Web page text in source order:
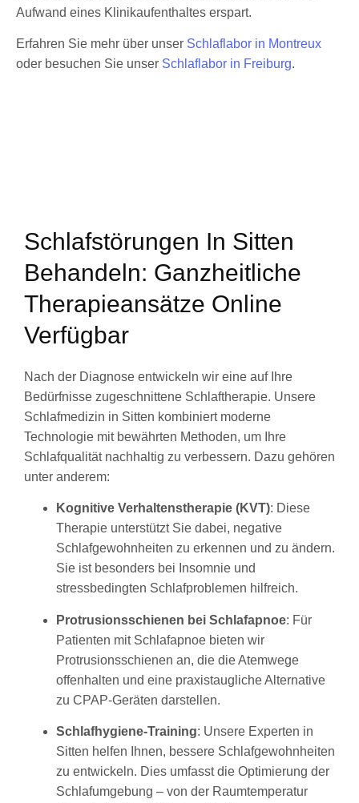
Aufwand eines Klinikaufenthaltes erspart.
Erfahren Sie mehr über unser Schlaflabor in Montreux
oder besuchen Sie unser Schlaflabor in Freiburg.
Schlafstörungen In Sitten
Behandeln: Ganzheitliche
Therapieansätze Online
Verfügbar
Nach der Diagnose entwickeln wir eine auf Ihre
Bedürfnisse zugeschnittene Schlaftherapie. Unsere
Schlafmedizin in Sitten kombiniert moderne
Technologie mit bewährten Methoden, um Ihre
Schlafqualität nachhaltig zu verbessern. Dazu gehören
unter anderem:
Kognitive Verhaltenstherapie (KVT): Diese
Therapie unterstützt Sie dabei, negative
Schlafgewohnheiten zu erkennen und zu ändern.
Sie ist besonders bei Insomnie und
stressbedingten Schlafproblemen hilfreich.
Protrusionsschienen bei Schlafapnoe: Für
Patienten mit Schlafapnoe bieten wir
Protrusionsschienen an, die die Atemwege
offenhalten und eine praxistaugliche Alternative
zu CPAP-Geräten darstellen.
Schlafhygiene-Training: Unsere Experten in
Sitten helfen Ihnen, bessere Schlafgewohnheiten
zu entwickeln. Dies umfasst die Optimierung der
Schlafumgebung – von der Raumtemperatur